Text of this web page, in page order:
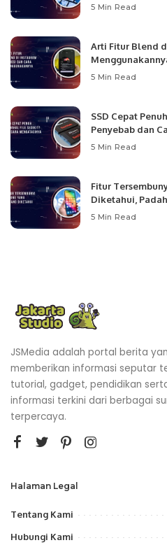
5 Min Read
Arti Fitur Blend
5 Min Read
SSD Cepat
Penyebab dan
5 Min Read
Fitur
Diketahui,
5 Min Read
JSMedia adalah portal berita
memberikan informasi seputar
tutorial, gadget, pendidikan
informasi terkini dari berbagai
terpercaya.
Halaman Legal
Tentang Kami
Hubungi Kami